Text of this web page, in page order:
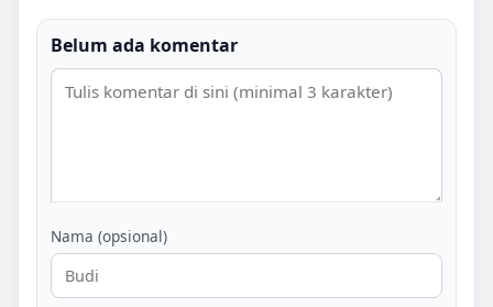
Belum ada komentar
Nama (opsional)